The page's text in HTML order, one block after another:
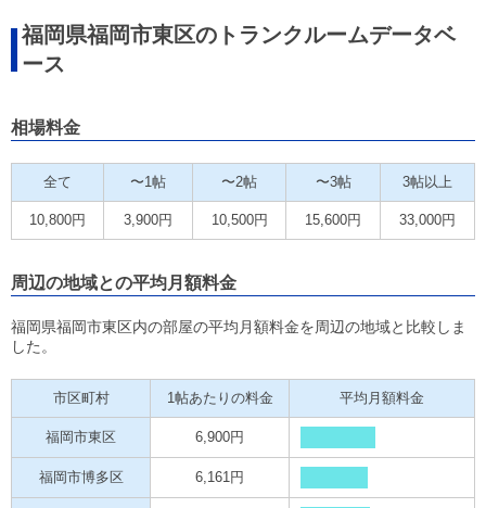
福岡県福岡市東区のトランクルームデータベ
ース
相場料金
全て 〜1帖 〜2帖 〜3帖 3帖以上
10,800円 3,900円 10,500円 15,600円 33,000円
周辺の地域との平均月額料金
福岡県福岡市東区内の部屋の平均月額料金を周辺の地域と比較しま
した。
市区町村 1帖あたりの料金 平均月額料金
福岡市東区 6,900円
福岡市博多区 6,161円